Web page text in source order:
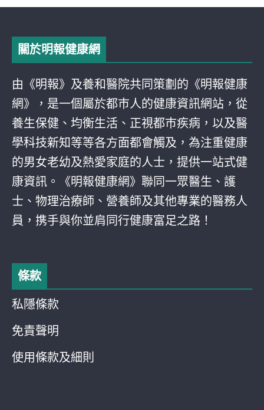
關於明報健康網
由《明報》及養和醫院共同策劃的《明報健康
網》，是一個屬於都巿人的健康資訊網站，從
養生保健、均衡生活、正視都巿疾病，以及醫
學科技新知等等各方面都會觸及，為注重健康
的男女老幼及熱愛家庭的人士，提供一站式健
康資訊。《明報健康網》聯同一眾醫生、護
士、物理治療師、營養師及其他專業的醫務人
員，携手與你並肩同行健康富足之路！
條款
私隱條款
免責聲明
使用條款及細則